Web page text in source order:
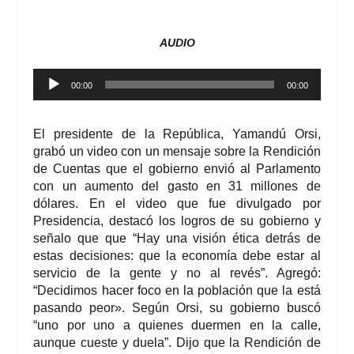
AUDIO
Reproductor
00:00 00:00
El presidente de la República, Yamandú Orsi,
grabó un video con un mensaje sobre la Rendición
de Cuentas que el gobierno envió al Parlamento
con un aumento del gasto en 31 millones de
dólares. En el video que fue divulgado por
Presidencia, destacó los logros de su gobierno y
señalo que que “Hay una visión ética detrás de
estas decisiones: que la economía debe estar al
servicio de la gente y no al revés”. Agregó:
“Decidimos hacer foco en la población que la está
pasando peor». Según Orsi, su gobierno buscó
“uno por uno a quienes duermen en la calle,
aunque cueste y duela”. Dijo que la Rendición de